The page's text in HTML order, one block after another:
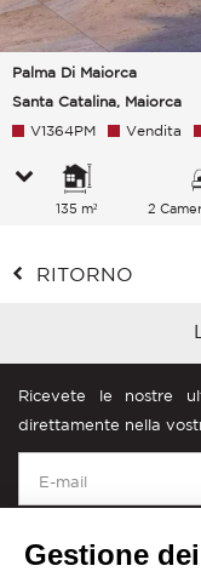
Palma Di Maiorca
Santa Catalina, Maiorca
V1364PM Vendita
135 m² 2
RITORNO
Ricevete le nostre
direttamente nella
Gestione